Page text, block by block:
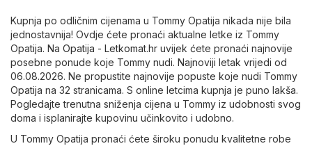
Kupnja po odličnim cijenama u Tommy Opatija nikada nije bila
jednostavnija! Ovdje ćete pronaći aktualne letke iz Tommy
Opatija. Na Opatija - Letkomat.hr uvijek ćete pronaći najnovije
posebne ponude koje Tommy nudi. Najnoviji letak vrijedi od
06.08.2026. Ne propustite najnovije popuste koje nudi Tommy
Opatija na 32 stranicama. S online letcima kupnja je puno lakša.
Pogledajte trenutna sniženja cijena u Tommy iz udobnosti svog
doma i isplanirajte kupovinu učinkovito i udobno.
U Tommy Opatija pronaći ćete široku ponudu kvalitetne robe